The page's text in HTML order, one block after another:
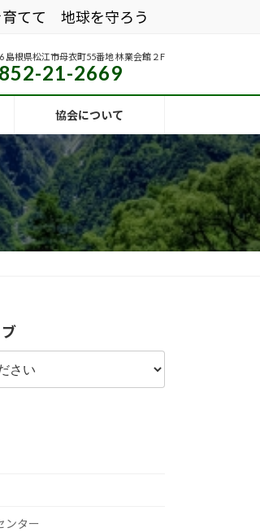
育てて 地球を守ろう
島根県松江市母衣町55番地 林業会館２F
21-2669
協会について
ンター